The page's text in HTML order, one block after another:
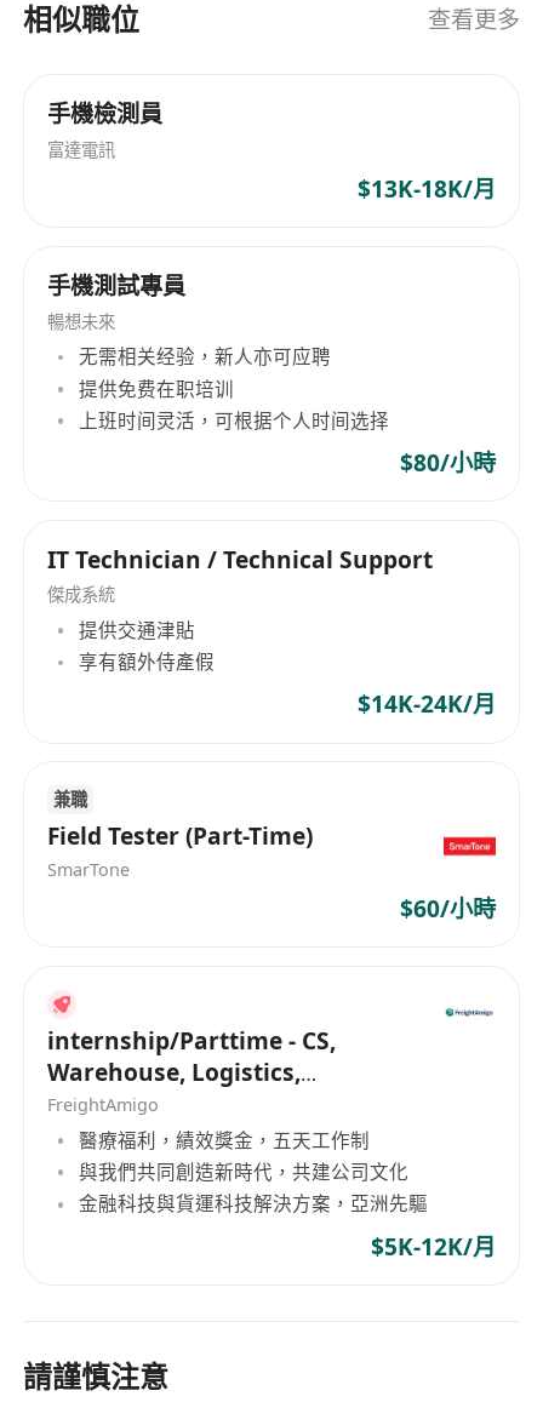
資源解決方案，包括永久及臨時人員招聘、法律更
新、HR顧問服務、定制外包及薪酬管理。同時，
於為客戶提供量身定制的服務，協助他們在各行業
中有效尋找人才並應對人力資源管理上的挑戰。
Global Development Personnel Co Limited
(Gldvhk), established on May 8, 2018, is a
recruitment services. The company operates
across various industries including retail,
hospitality, engineering, sales & marketing, IT,
law, and logistics. It provides comprehensive
recruitment and human resource management
services such as permanent and temporary
candidate searches, executive searches, legal
Meanwhile, Global Development Personnel Co
Limited is committed to offering tailored
services to clients, assisting them in identifying
talent and managing human resource
challenges within their respective industries.
相似職位 查看更多
手機檢測員
富達電訊
$13K-18K/月
手機測試專員
暢想未來
无需相关经验，新人亦可应聘
提供免费在职培训
上班时间灵活，可根据个人时间选择
$80/小時
IT Technician / Technical Support
傑成系統
提供交通津貼
享有額外侍產假
$14K-24K/月
兼職
Field Tester (Part-Time)
SmarTone
$60/小時
internship/Parttime - CS,
Warehouse, Logistics,
Marketing, Programmer
FreightAmigo
醫療福利，績效獎金，五天工作制
與我們共同創造新時代，共建公司文化
金融科技與貨運科技解決方案，亞洲先驅
$5K-12K/月
請謹慎注意